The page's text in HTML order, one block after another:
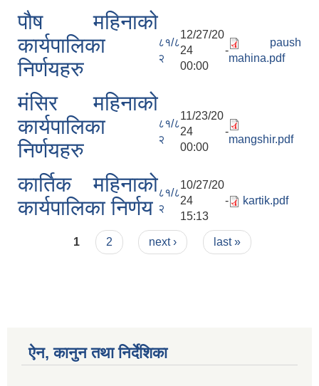
पौष महिनाको
कार्यपालिका
निर्णयहरु
८१/८
२
12/27/20
24 -
00:00
paush
mahina.pdf
मंसिर महिनाको
कार्यपालिका
निर्णयहरु
८१/८
२
11/23/20
24 -
00:00
mangshir.pdf
कार्तिक महिनाको
कार्यपालिका निर्णय
८१/८
२
10/27/20
24 -
15:13
kartik.pdf
Pages
1 2 next › last »
ऐन, कानुन तथा निर्देशिका